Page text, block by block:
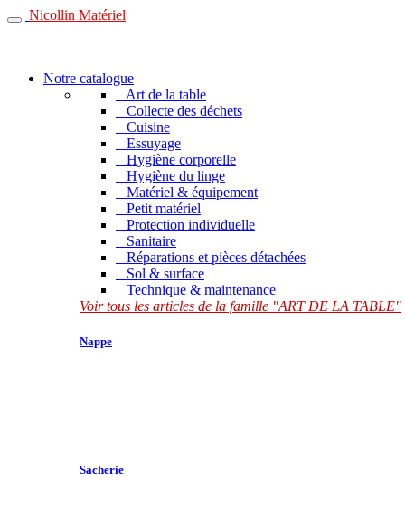
Nicollin Matériel
Notre catalogue
Art de la table
Collecte des déchets
Cuisine
Essuyage
Hygiène corporelle
Hygiène du linge
Matériel & équipement
Petit matériel
Protection individuelle
Sanitaire
Réparations et pièces détachées
Sol & surface
Technique & maintenance
Voir tous les articles de la famille "ART DE LA TABLE"
Nappe
Sacherie